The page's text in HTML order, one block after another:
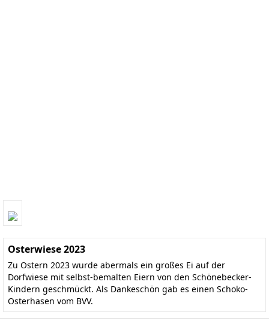
Osterwiese 2023
Zu Ostern 2023 wurde abermals ein großes Ei auf der
Dorfwiese mit selbst-bemalten Eiern von den Schönebecker-
Kindern geschmückt. Als Dankeschön gab es einen Schoko-
Osterhasen vom BVV.